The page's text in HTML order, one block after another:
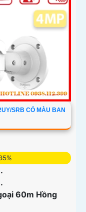
SRB CÓ MÀU BAN
60m Hồng